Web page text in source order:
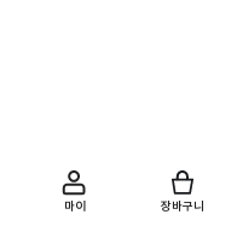
마이 장바구니